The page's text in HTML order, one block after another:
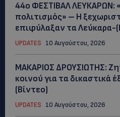
44ο ΦΕΣΤΙΒΑΛ ΛΕΥΚΑΡΩΝ:
πολιτισμός» – Η
επιφύλαξαν τα Λεύκαρα-
UPDATES 10 Αυγούστου, 2026
ΜΑΚΑΡΙΟΣ ΔΡΟΥΣΙΩΤΗΣ:
κοινού για τα δικαστικά
(Βίντεο)
UPDATES 10 Αυγούστου, 2026